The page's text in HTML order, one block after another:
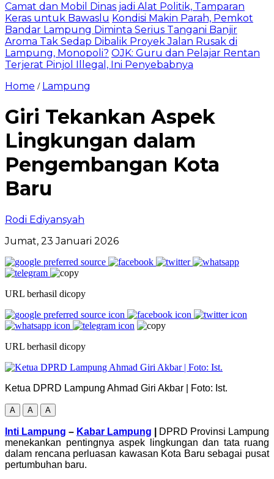
Camat dan Mobil Dinas jadi Alat Politik, Tamparan
Keras untuk Bawaslu Kondisi Makin Parah, Pemkot
Bandar Lampung Diminta Serius Tangani Banjir
Aroma Tak Sedap Dibalik Proyek Jalan Rusak di
Lampung, Monopoli? OJK: Guru dan Pelajar Rentan
Terjerat Pinjol Illegal, Ini Penyebabnya
Home / Lampung
Giri Tekankan Aspek
Lingkungan dalam
Pengembangan Kota
Baru
Rodi Ediyansyah
Jumat, 23 Januari 2026
URL berhasil dicopy
URL berhasil dicopy
Ketua DPRD Lampung Ahmad Giri Akbar | Foto: Ist.
A A A
Inti Lampung – Kabar Lampung
DPRD Provinsi Lampung
menekankan pentingnya aspek lingkungan dan tata ruang
dalam rencana perluasan kawasan Kota Baru sebagai pusat
pertumbuhan baru.